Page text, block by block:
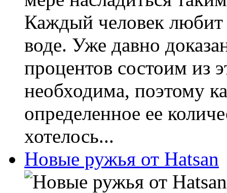
Каждый человек любит
воде. Уже давно
процентов состоим из
необходима, поэтому
определенное ее
хотелось...
Новые ружья от Hatsan